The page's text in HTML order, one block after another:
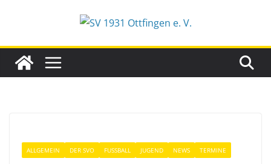
ALLGEMEIN DER SVO FUSSBALL JUGEND NEWS TERMINE